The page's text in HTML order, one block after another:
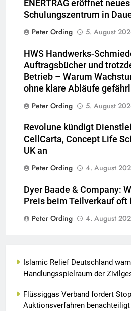
ENERTRAG eröffnet
Schulungszentrum in
Peter Ording
5. August
HWS Handwerks-
Auftragsbücher und
Betrieb – Warum
ohne klare Abläufe
Peter Ording
5. August
Revolune kündigt
CellCarta, Concept Life
UK an
Peter Ording
4. August
Dyer Baade & Company:
Preis beim Teilverkauf oft
Peter Ording
4. August
Islamic Relief Deutschland
Handlungsspielraum der
Flüssiggas Verband fordert
Auktionsverfahren